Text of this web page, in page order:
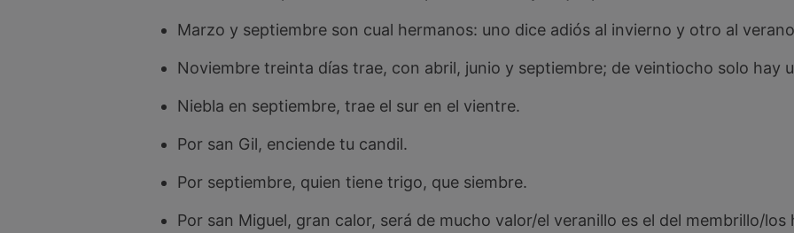
Marzo y septiembre son cual hermanos: uno dice adiós al invierno y otro al
Noviembre treinta días trae, con abril, junio y septiembre; de veintiocho solo hay
Niebla en septiembre, trae el sur en el vientre.
Por san Gil, enciende tu candil.
Por septiembre, quien tiene trigo, que siembre.
Por san Miguel, gran calor, será de mucho valor/el veranillo es el del membrillo/los